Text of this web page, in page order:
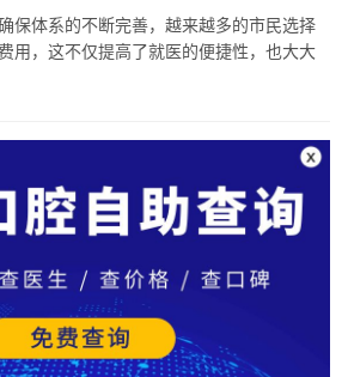
保体系的不断完善，越来越多的市民选择
用，这不仅提高了就医的便捷性，也大大